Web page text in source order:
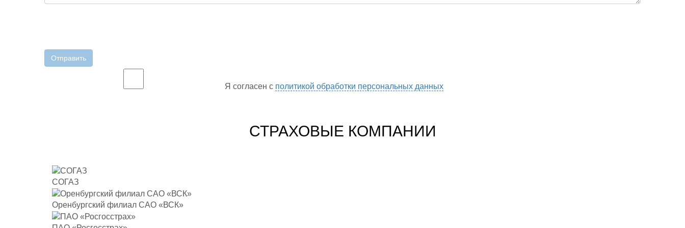
Отправить
Я согласен с политикой обработки персональных данных
СТРАХОВЫЕ КОМПАНИИ
СОГАЗ
Оренбургский филиал САО «ВСК»